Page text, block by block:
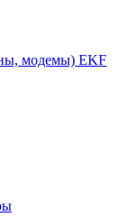
модемы) EKF